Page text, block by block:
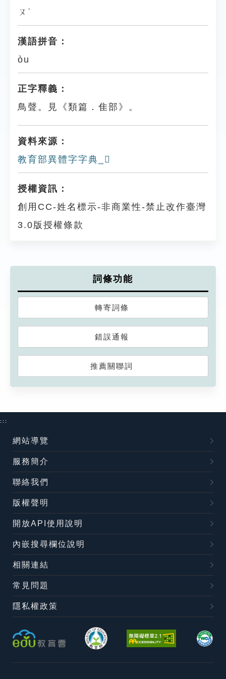
ㄡˋ
漢語拼音：
òu
正字釋義：
鳥聲。見《類篇．隹部》。
資料來源：
教育部異體字字典_𩀫
授權資訊：
創用CC-姓名標示-非商業性-禁止改作臺灣
3.0版授權條款
詞條功能
轉寄詞條
錯誤通報
推薦關聯詞
:::
網站導覽
服務簡介
聯絡我們
版權聲明
開放API使用說明
內嵌搜尋欄位說明
相關連結
常見問題
隱私權政策